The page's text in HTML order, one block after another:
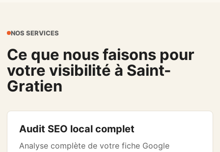
NOS SERVICES
Ce que nous faisons pour
votre visibilité à Saint-
Gratien
Audit SEO local complet
Analyse complète de votre fiche Google